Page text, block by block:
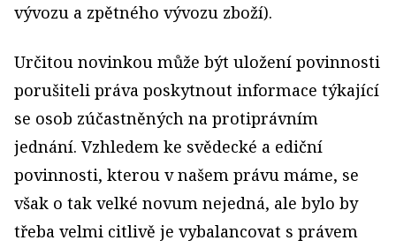
vývozu a zpětného vývozu zboží).
Určitou novinkou může být uložení povinnosti
porušiteli práva poskytnout informace týkající
se osob zúčastněných na protiprávním
jednání. Vzhledem ke svědecké a ediční
povinnosti, kterou v našem právu máme, se
však o tak velké novum nejedná, ale bylo by
třeba velmi citlivě je vybalancovat s právem